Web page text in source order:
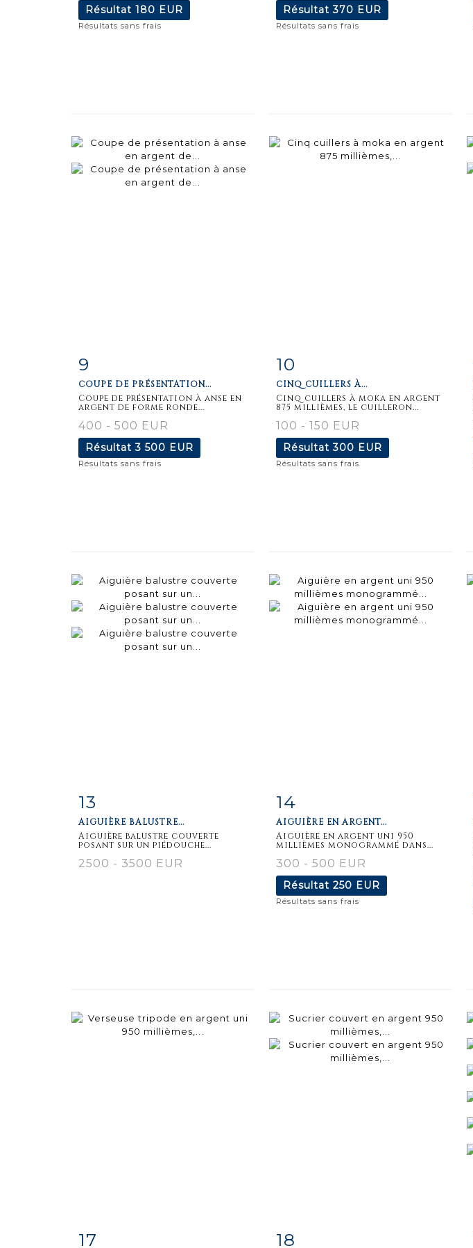
Résultat 180 EUR
Résultats sans frais
Résultat370 EUR
Résultats sans frais
détaillée
9
COUPE DE PRÉSENTATION...
Coupe de présentation à anse en
argent de forme ronde...
400 - 500 EUR
Résultat3 500 EUR
Résultats sans frais
détaillée
10
CINQ CUILLERS À...
Cinq cuillers à moka en argent
875 millièmes, le cuilleron...
100 - 150 EUR
Résultat300 EUR
Résultats sans frais
détaillée
13
AIGUIÈRE BALUSTRE...
Aiguière balustre couverte
posant sur un piédouche...
2500 - 3500 EUR
détaillée
14
AIGUIÈRE EN ARGENT...
Aiguière en argent uni 950
millièmes monogrammé dans...
300 - 500 EUR
Résultat 250 EUR
Résultats sans frais
17 18